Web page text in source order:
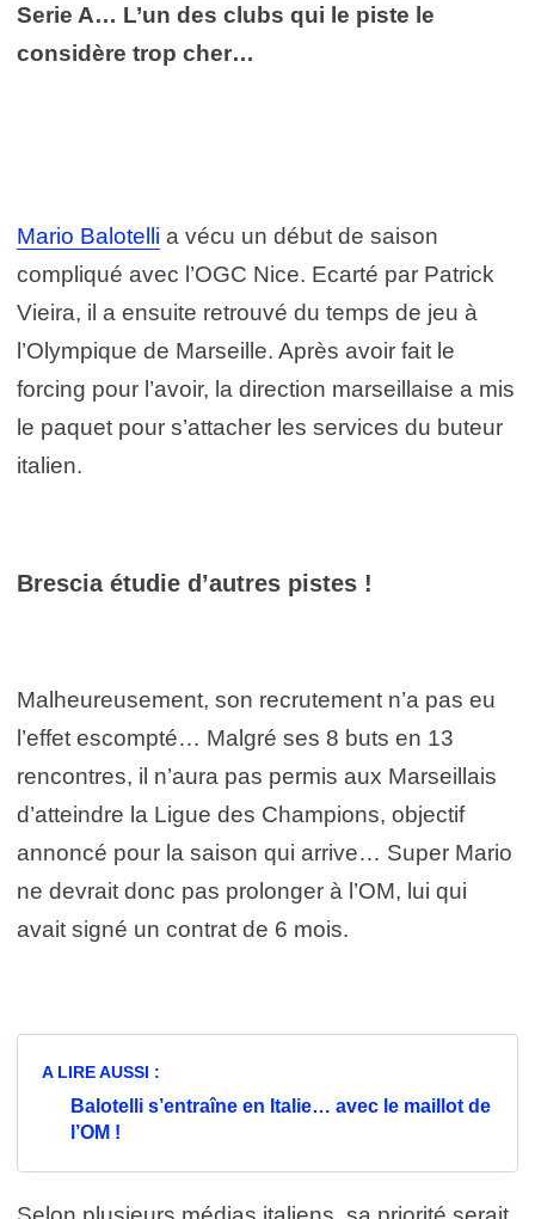
Serie A… L’un des clubs qui le piste le
considère trop cher…
Mario Balotelli a vécu un début de saison
compliqué avec l’OGC Nice. Ecarté par Patrick
Vieira, il a ensuite retrouvé du temps de jeu à
l’Olympique de Marseille. Après avoir fait le
forcing pour l’avoir, la direction marseillaise a mis
le paquet pour s’attacher les services du buteur
italien.
Brescia étudie d’autres pistes !
Malheureusement, son recrutement n’a pas eu
l’effet escompté… Malgré ses 8 buts en 13
rencontres, il n’aura pas permis aux Marseillais
d’atteindre la Ligue des Champions, objectif
annoncé pour la saison qui arrive… Super Mario
ne devrait donc pas prolonger à l’OM, lui qui
avait signé un contrat de 6 mois.
A LIRE AUSSI :
Balotelli s’entraîne en Italie… avec le maillot de
l’OM !